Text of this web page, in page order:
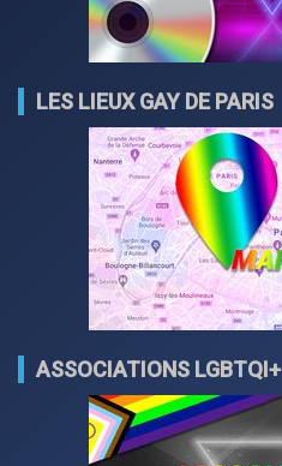
LES LIEUX GAY DE PARIS
ASSOCIATIONS LGBTQI+